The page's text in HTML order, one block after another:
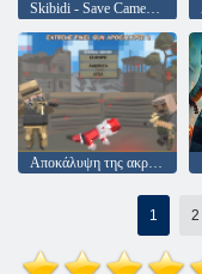
1 2